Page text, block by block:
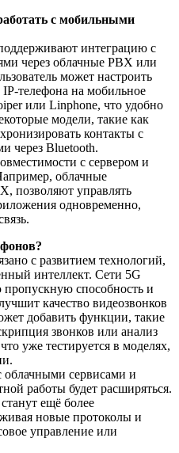
с мобильными
интеграцию с
через облачные PBX или
может настроить
телефона на мобильное
или Linphone, что удобно
модели, такие как
контакты с
через Bluetooth.
с сервером и
облачные
позволяют управлять
одновременно,
с развитием технологий,
интеллект. Сети 5G
пропускную способность и
качество видеозвонков
добавить функции, такие
звонков или анализ
уже тестируется в моделях,
облачными сервисами и
работы будет расширяться.
ещё более
новые протоколы и
управление или